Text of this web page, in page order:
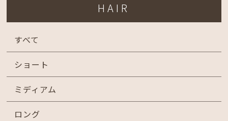
HAIR
すべて
ショート
ミディアム
ロング